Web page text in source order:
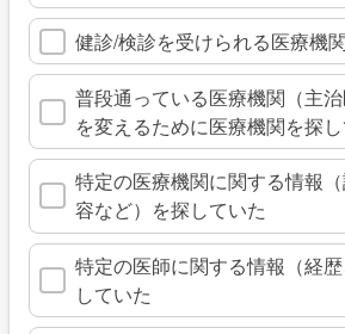
健診/検診を受けられる医療機
普段通っている医療機関（主治
を変えるために医療機関を探
特定の医療機関に関する情報
容など）を探していた
特定の医師に関する情報（経
していた